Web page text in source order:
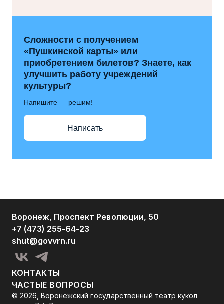
Сложности с получением
«Пушкинской карты» или
приобретением билетов? Знаете, как
улучшить работу учреждений
культуры?
Напишите — решим!
Написать
Воронеж, Проспект Революции, 50
+7 (473) 255-64-23
shut@govvrn.ru
КОНТАКТЫ
ЧАСТЫЕ ВОПРОСЫ
© 2026, Воронежский государственный театр кукол